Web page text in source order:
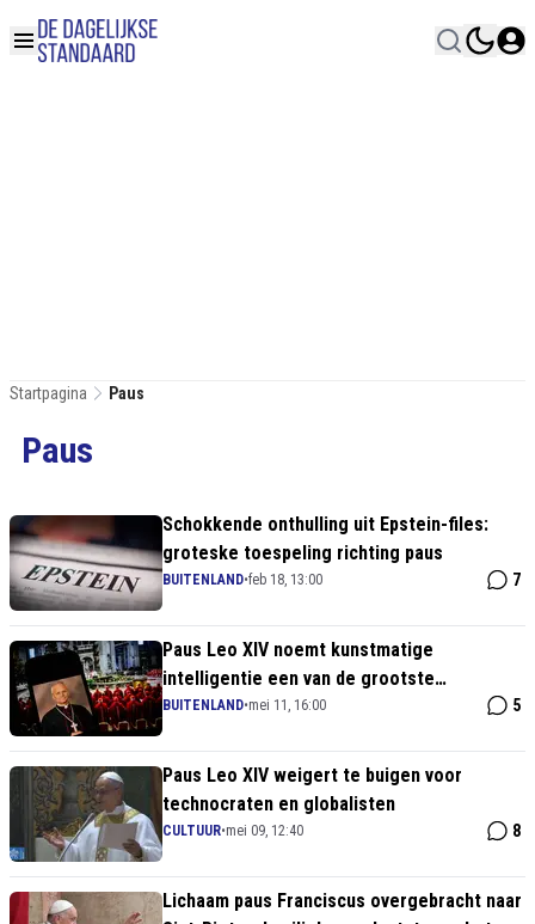
Startpagina Paus
Paus
Schokkende onthulling uit Epstein-files:
groteske toespeling richting paus
BUITENLAND•feb 18, 13:00 7
Paus Leo XIV noemt kunstmatige
intelligentie een van de grootste
uitdagingen voor de mensheid
BUITENLAND•mei 11, 16:00 5
Paus Leo XIV weigert te buigen voor
technocraten en globalisten
CULTUUR•mei 09, 12:40 8
Lichaam paus Franciscus overgebracht naar